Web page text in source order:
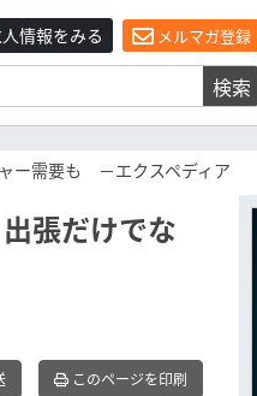
情報をみる メルマガ登録
検索
ー需要も －エクスペディア
張だけでな
このページを印刷